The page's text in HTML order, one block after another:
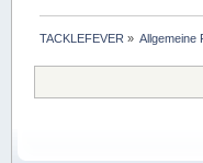
TACKLEFEVER » Allgemeine